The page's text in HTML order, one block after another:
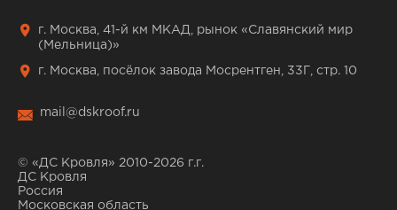
г. Москва, 41-й км МКАД, рынок «Славянский мир
(Мельница)»
г. Москва, посёлок завода Мосрентген, 33Г, стр. 10
mail@dskroof.ru
© «ДС Кровля» 2010-2026 г.г.
ДС Кровля
Россия
Московская область